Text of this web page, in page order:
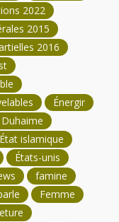
2022
2015
2016
Énergir
Duhaime
État islamique
États-unis
famine
Femme